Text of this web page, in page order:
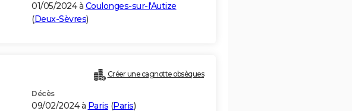
01/05/2024 à Coulonges-sur-l'Autize
(Deux-Sèvres)
Créer une cagnotte obsèques
Décès
09/02/2024 à Paris (Paris)